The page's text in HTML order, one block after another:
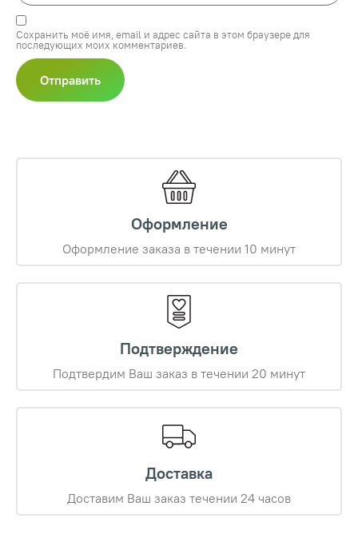
Сохранить моё имя, email и адрес сайта в этом браузере для
последующих моих комментариев.
Оформление
Оформление заказа в течении 10 минут
Подтверждение
Подтвердим Ваш заказ в течении 20 минут
Доставка
Доставим Ваш заказ течении 24 часов